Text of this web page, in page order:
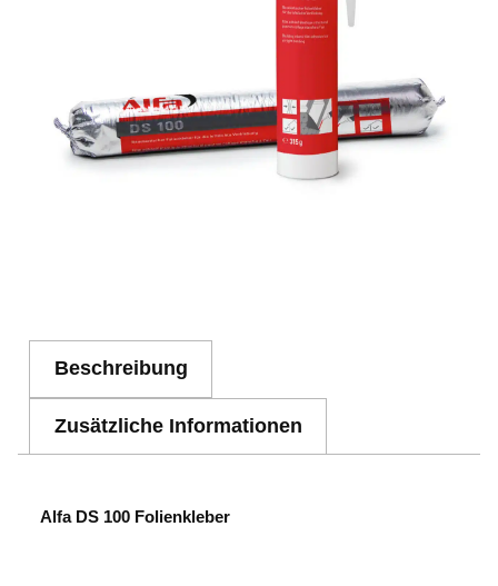
Beschreibung
Zusätzliche Informationen
Alfa DS 100 Folienkleber